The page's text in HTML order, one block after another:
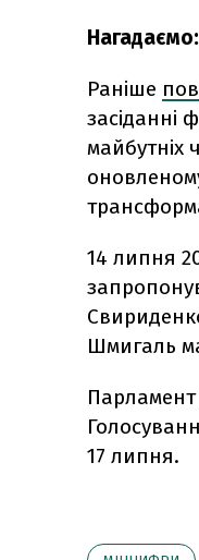
Нагадаємо:
Раніше
засіданні
майбутніх
14 липня
Шмигаль
Парламент
17 липня.